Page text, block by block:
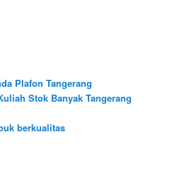
Plafon Tangerang
Stok Banyak Tangerang
berkualitas